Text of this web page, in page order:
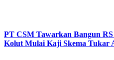
PT CSM Tawarkan Bangun
Kolut Mulai Kaji Skema Tukar